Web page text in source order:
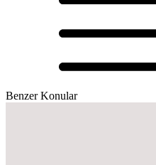
Benzer Konular